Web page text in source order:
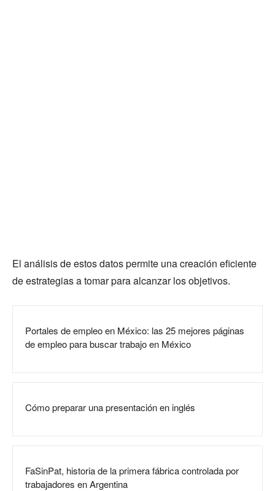
El análisis de estos datos permite una creación eficiente
de estrategias a tomar para alcanzar los objetivos.
Portales de empleo en México: las 25 mejores páginas
de empleo para buscar trabajo en México
Cómo preparar una presentación en inglés
FaSinPat, historia de la primera fábrica controlada por
trabajadores en Argentina